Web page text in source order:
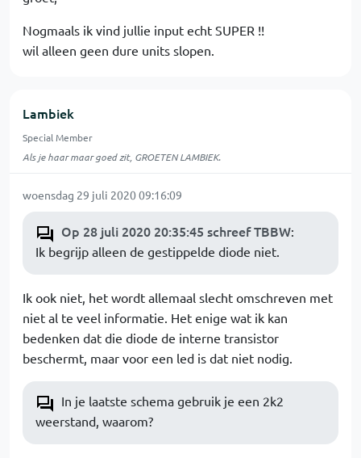
Nogmaals ik vind jullie input echt SUPER !!
wil alleen geen dure units slopen.
Lambiek
Special Member
Als je haar maar goed zit, GROETEN LAMBIEK.
woensdag 29 juli 2020 09:16:09
Op 28 juli 2020 20:35:45 schreef TBBW:
Ik begrijp alleen de gestippelde diode niet.
Ik ook niet, het wordt allemaal slecht omschreven met
niet al te veel informatie. Het enige wat ik kan
bedenken dat die diode de interne transistor
beschermt, maar voor een led is dat niet nodig.
In je laatste schema gebruik je een 2k2
weerstand, waarom?